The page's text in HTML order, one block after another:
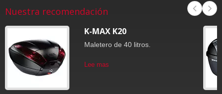
Nuestra recomendación
K-MAX K20
Maletero de 40 litros.
Lee mas